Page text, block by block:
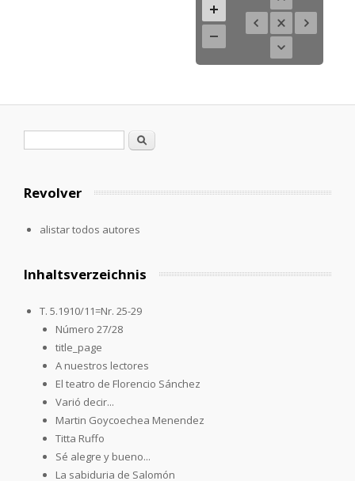
Formulario de búsqueda
Buscar
Revolver
alistar todos autores
Inhaltsverzeichnis
T. 5.1910/11=Nr. 25-29
Número 27/28
title_page
A nuestros lectores
El teatro de Florencio Sánchez
Varió decir...
Martin Goycoechea Menendez
Titta Ruffo
Sé alegre y bueno...
La sabiduria de Salomón